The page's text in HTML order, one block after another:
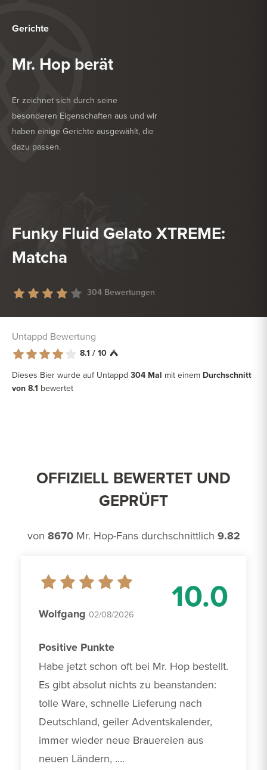
Gerichte
Mr. Hop berät
Er zeichnet sich durch seine
besonderen Eigenschaften aus und wir
haben einige Gerichte ausgewählt, die
dazu passen.
KÖSTLICH ZU
Funky Fluid Gelato XTREME:
Matcha
304 Bewertungen
Untappd Bewertung
8.1 / 10
Dieses Bier wurde auf Untappd 304 Mal mit einem Durchschnitt
von 8.1 bewertet
OFFIZIELL BEWERTET UND
GEPRÜFT
von 8670Mr. Hop-Fans durchschnittlich 9.82
10.0
Wolfgang 02/08/2026
Positive Punkte
Habe jetzt schon oft bei Mr. Hop bestellt.
Es gibt absolut nichts zu beanstanden:
tolle Ware, schnelle Lieferung nach
Deutschland, geiler Adventskalender,
immer wieder neue Brauereien aus
neuen Ländern, ....